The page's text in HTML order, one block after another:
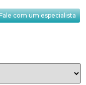
com um especialista